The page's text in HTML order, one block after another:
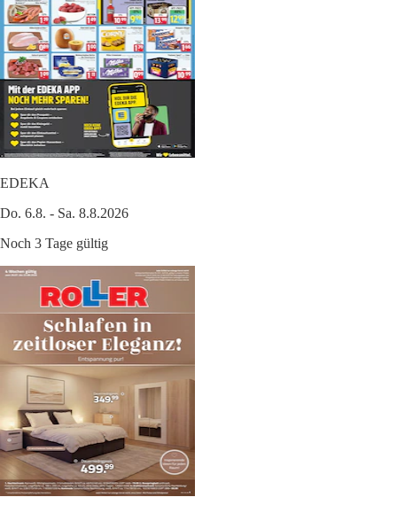
EDEKA
Do. 6.8. - Sa. 8.8.2026
Noch 3 Tage gültig